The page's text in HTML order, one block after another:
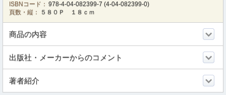
ISBNコード： 978-4-04-082399-7 (4-04-082399-0)
頁数・縦：
５８０Ｐ １８ｃｍ
商品の内容
出版社・メーカーからのコメント
著者紹介